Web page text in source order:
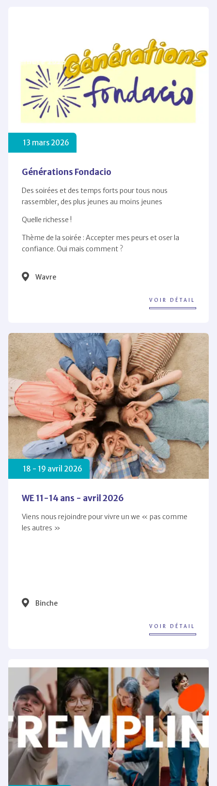
13 mars 2026
Générations Fondacio
Des soirées et des temps forts pour tous nous
rassembler, des plus jeunes au moins jeunes
Quelle richesse !
Thème de la soirée : Accepter mes peurs et oser la
confiance. Oui mais comment ?
Wavre
VOIR DÉTAIL
18 - 19 avril 2026
WE 11-14 ans - avril 2026
Viens nous rejoindre pour vivre un we « pas comme
les autres »
Binche
VOIR DÉTAIL